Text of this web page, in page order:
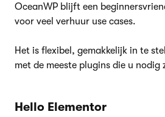
OceanWP blijft een
voor veel verhuur use cases.
Het is flexibel, gemakkelijk in te
met de meeste plugins die u nodig
Hello Elementor